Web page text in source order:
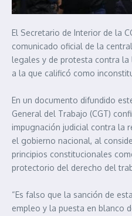
El Secretario de Interior de la
comunicado oficial de la
legales y de protesta contra la
a la que calificó como
En un documento difundido
General del Trabajo (CGT)
impugnación judicial contra la
el gobierno nacional, al
principios constitucionales
protectorio del derecho del
“Es falso que la sanción de
empleo y la puesta en blanco